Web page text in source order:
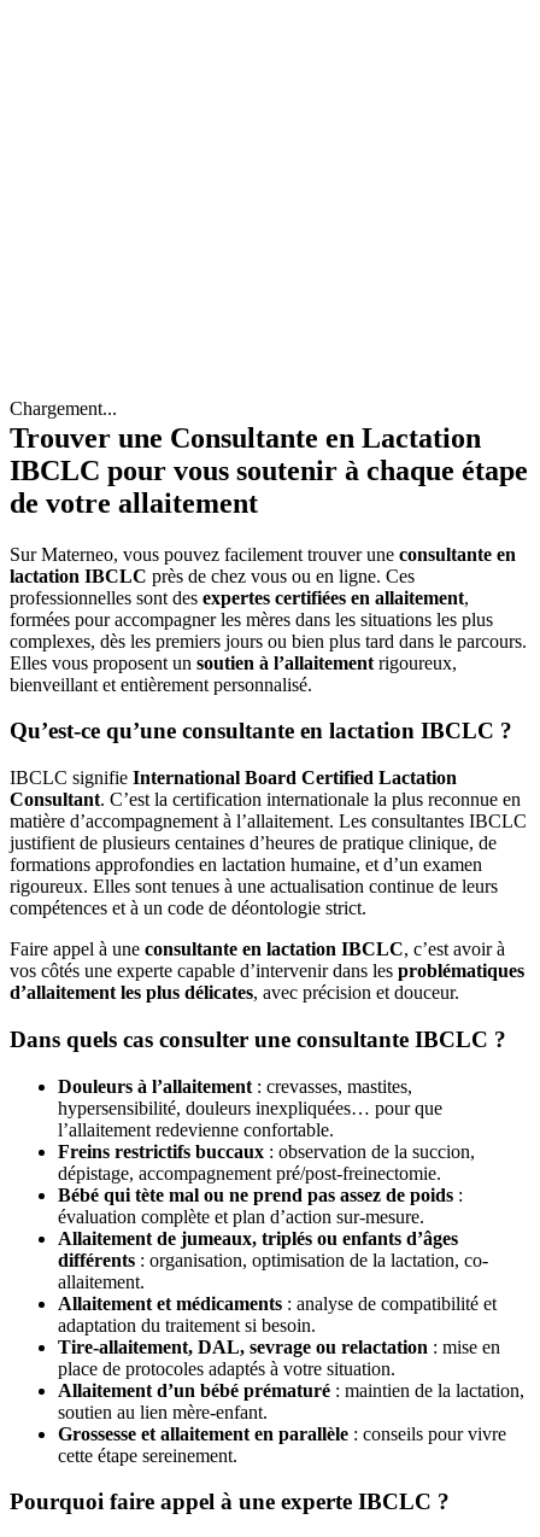
Chargement...
Trouver une Consultante en Lactation
IBCLC pour vous soutenir à chaque étape
de votre allaitement
Sur Materneo, vous pouvez facilement trouver une consultante en
lactation IBCLC près de chez vous ou en ligne. Ces
professionnelles sont des expertes certifiées en allaitement,
formées pour accompagner les mères dans les situations les plus
complexes, dès les premiers jours ou bien plus tard dans le parcours.
Elles vous proposent un soutien à l’allaitement rigoureux,
bienveillant et entièrement personnalisé.
Qu’est-ce qu’une consultante en lactation IBCLC ?
IBCLC signifie International Board Certified Lactation
Consultant. C’est la certification internationale la plus reconnue en
matière d’accompagnement à l’allaitement. Les consultantes IBCLC
justifient de plusieurs centaines d’heures de pratique clinique, de
formations approfondies en lactation humaine, et d’un examen
rigoureux. Elles sont tenues à une actualisation continue de leurs
compétences et à un code de déontologie strict.
Faire appel à une consultante en lactation IBCLC, c’est avoir à
vos côtés une experte capable d’intervenir dans les problématiques
d’allaitement les plus délicates, avec précision et douceur.
Dans quels cas consulter une consultante IBCLC ?
Douleurs à l’allaitement : crevasses, mastites,
hypersensibilité, douleurs inexpliquées… pour que
l’allaitement redevienne confortable.
Freins restrictifs buccaux : observation de la succion,
dépistage, accompagnement pré/post-freinectomie.
Bébé qui tète mal ou ne prend pas assez de poids :
évaluation complète et plan d’action sur-mesure.
Allaitement de jumeaux, triplés ou enfants d’âges
différents : organisation, optimisation de la lactation, co-
allaitement.
Allaitement et médicaments : analyse de compatibilité et
adaptation du traitement si besoin.
Tire-allaitement, DAL, sevrage ou relactation : mise en
place de protocoles adaptés à votre situation.
Allaitement d’un bébé prématuré : maintien de la lactation,
soutien au lien mère-enfant.
Grossesse et allaitement en parallèle : conseils pour vivre
cette étape sereinement.
Pourquoi faire appel à une experte IBCLC ?